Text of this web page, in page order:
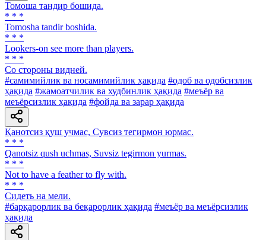
Томоша тандир бошида.
* * *
Tomosha tandir boshida.
* * *
Lookers-on see more than players.
* * *
Co стороны видней.
#самимийлик ва носамимийлик ҳақида #одоб ва одобсизлик
ҳақида #жамоатчилик ва худбинлик ҳақида #меъёр ва
меъёрсизлик ҳақида #фойда ва зарар ҳақида
Қанотсиз қуш учмас, Сувсиз тегирмон юрмас.
* * *
Qanotsiz qush uchmas, Suvsiz tegirmon yurmas.
* * *
Not to have a feather to fly with.
* * *
Сидеть на мели.
#барқарорлик ва беқарорлик ҳақида #меъёр ва меъёрсизлик
ҳақида